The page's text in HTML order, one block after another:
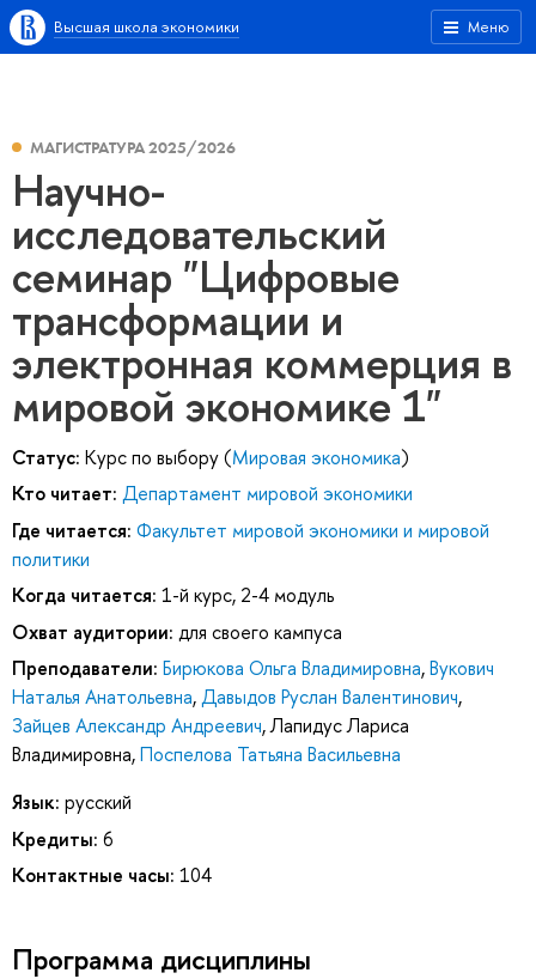
Меню
Высшая школа экономики
МАГИСТРАТУРА 2025/2026
Научно-
исследовательский
семинар "Цифровые
трансформации и
электронная коммерция в
мировой экономике 1"
Статус: Курс по выбору (Мировая экономика)
Кто читает: Департамент мировой экономики
Где читается: Факультет мировой экономики и мировой
политики
Когда читается: 1-й курс, 2-4 модуль
Охват аудитории: для своего кампуса
Преподаватели: Бирюкова Ольга Владимировна,Вукович
Наталья Анатольевна,Давыдов Руслан Валентинович,
Зайцев Александр Андреевич,Лапидус Лариса
Владимировна,Поспелова Татьяна Васильевна
Язык: русский
Кредиты: 6
Контактные часы: 104
Программа дисциплины